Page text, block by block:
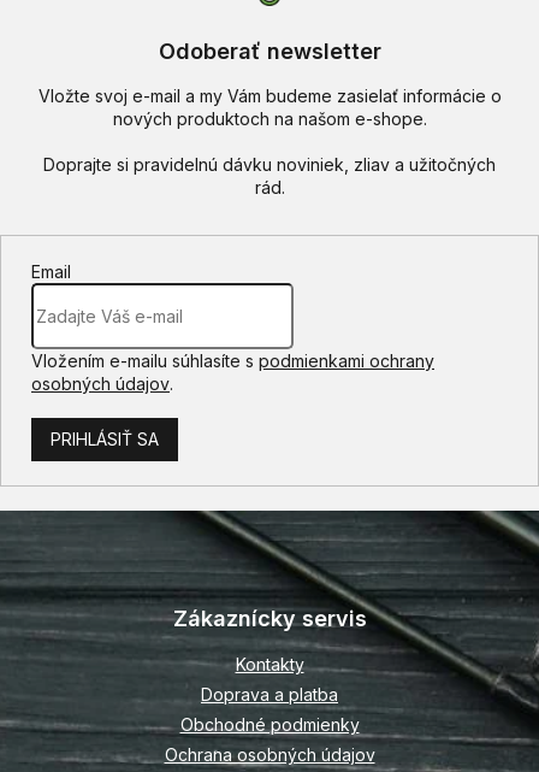
Odoberať newsletter
Vložte svoj e-mail a my Vám budeme zasielať informácie o
nových produktoch na našom e-shope.
Email
Vložením e-mailu súhlasíte s podmienkami ochrany
osobných údajov.
PRIHLÁSIŤ SA
Z
á
p
ä
e
Zákaznícky servis
Kontakty
Doprava a platba
Obchodné podmienky
Ochrana osobných údajov